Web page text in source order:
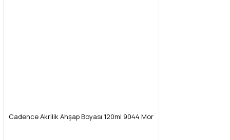
Cadence Akrilik Ahşap Boyası 120ml 9044 Mor